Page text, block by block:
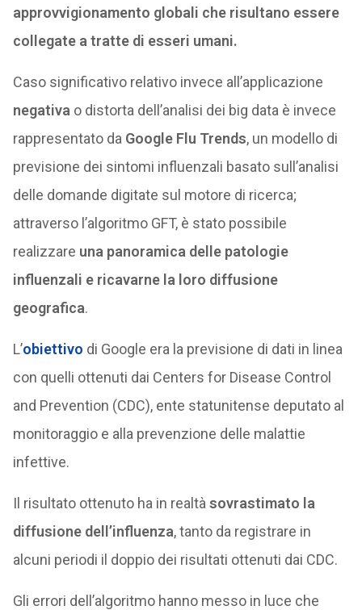
approvvigionamento globali che risultano essere
collegate a tratte di esseri umani.
Caso significativo relativo invece all’applicazione
negativa o distorta dell’analisi dei big data è invece
rappresentato da Google Flu Trends, un modello di
previsione dei sintomi influenzali basato sull’analisi
delle domande digitate sul motore di ricerca;
attraverso l’algoritmo GFT, è stato possibile
realizzare una panoramica delle patologie
influenzali e ricavarne la loro diffusione
geografica.
L’obiettivo di Google era la previsione di dati in linea
con quelli ottenuti dai Centers for Disease Control
and Prevention (CDC), ente statunitense deputato al
monitoraggio e alla prevenzione delle malattie
infettive.
Il risultato ottenuto ha in realtà sovrastimato la
diffusione dell’influenza, tanto da registrare in
alcuni periodi il doppio dei risultati ottenuti dai CDC.
Gli errori dell’algoritmo hanno messo in luce che